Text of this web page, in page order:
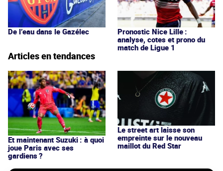
De l’eau dans le Gazélec
Pronostic Nice Lille :
analyse, cotes et prono du
match de Ligue 1
Articles en tendances
Et maintenant Suzuki : à quoi
joue Paris avec ses
gardiens ?
Le street art laisse son
empreinte sur le nouveau
maillot du Red Star